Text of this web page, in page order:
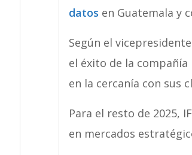
datos en Guatemala y
Según el
el éxito de la
en la cercanía con sus
Para el resto de 2025,
en mercados